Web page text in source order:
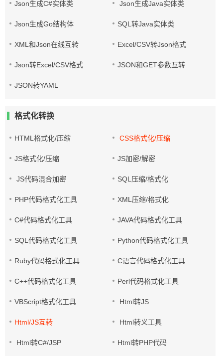
Json生成C#实体类 Json生成Java实体类
Json生成Go结构体 SQL转Java实体类
XML和Json在线互转 Excel/CSV转Json格式
Json转Excel/CSV格式 JSON和GET参数互转
JSON转YAML
格式化转换
HTML格式化/压缩 CSS格式化/压缩
JS格式化/压缩 JS加密/解密
JS代码混合加密 SQL压缩/格式化
PHP代码格式化工具 XML压缩/格式化
C#代码格式化工具 JAVA代码格式化工具
SQL代码格式化工具 Python代码格式化工具
Ruby代码格式化工具 C语言代码格式化工具
C++代码格式化工具 Perl代码格式化工具
VBScript格式化工具 Html转JS
Html/JS互转 Html转义工具
Html转C#/JSP Html转PHP代码